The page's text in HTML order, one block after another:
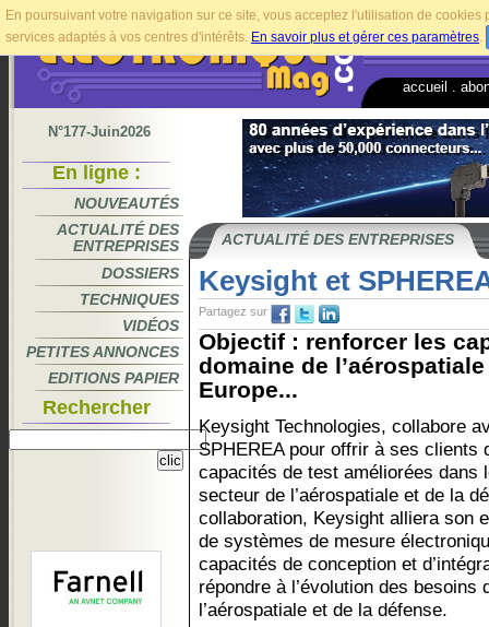
En poursuivant votre navigation sur ce site, vous acceptez l'utilisation de
services adaptés à vos centres d'intérêts. En savoir plus et gérer ces paramètres.
accueil
N°177-Juin2026
En ligne :
NOUVEAUTÉS
ACTUALITÉ DES
ENTREPRISES
DOSSIERS
TECHNIQUES
VIDÉOS
PETITES ANNONCES
EDITIONS PAPIER
Rechercher
ACTUALITÉ DES ENTREPRISES
Keysight et
Partagez sur
Objectif : renforcer les
domaine de
Europe...
Keysight Technologies, collabore
SPHEREA pour offrir à ses clients
capacités de test améliorées dans
secteur de l’aérospatiale et de la
collaboration, Keysight alliera son
de systèmes de mesure
capacités de conception et
répondre à l’évolution des besoins
l’aérospatiale et de la défense.